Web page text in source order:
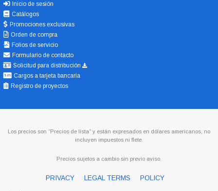
Inicio de sesión
Catálogos
Promociones exclusivas
Orden de compra
Folios de servicio
Formulario de contacto
Solicitud para distribución
Cargos a tarjeta bancaria
Registro de proyectos
Los precios son “Precios de lista” y están expresados en dólares americanos, no
incluyen impuestos ni flete.
Precios sujetos a cambio sin previo aviso.
PRIVACY LEGAL TERMS POLICY